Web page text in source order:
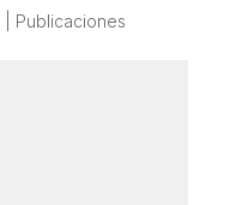
Publicaciones